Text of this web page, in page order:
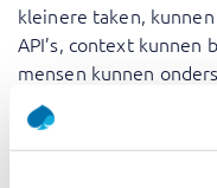
kleinere taken,
API’s, context kunnen
mensen kunnen
workflows met
Agentic AI verandert